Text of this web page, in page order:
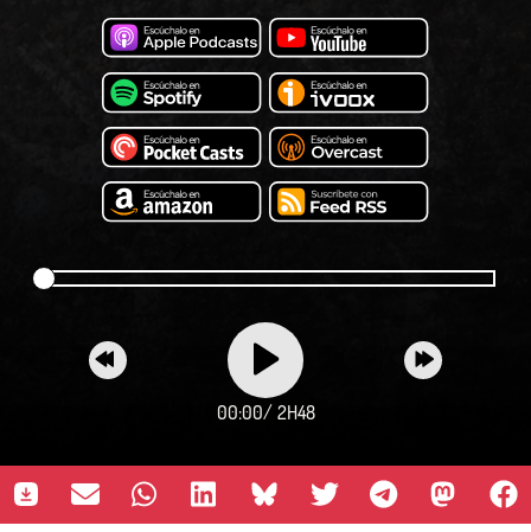
00:00/ 2H48